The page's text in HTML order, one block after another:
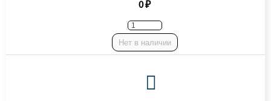
0 ₽
Нет в наличии